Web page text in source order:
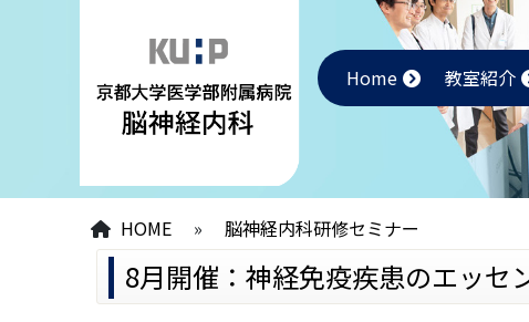
Home
教室紹介
HOME » 脳神経内科研修セミナー
8月開催：神経免疫疾患のエッ